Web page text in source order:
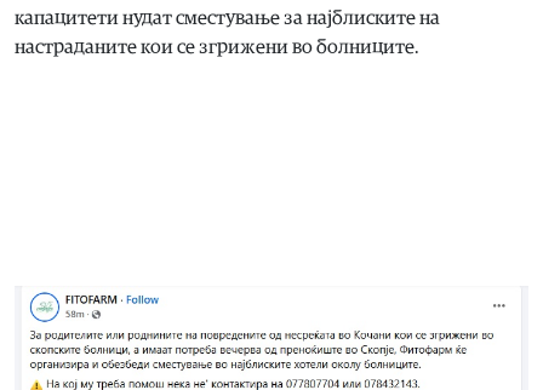
капацитети нудат сместување за најблиските на
настраданите кои се згрижени во болниците.